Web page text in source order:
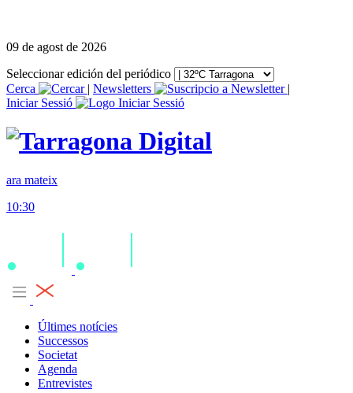
09 de agost de 2026
Seleccionar edición del periódico
Cerca
| Newsletters
|
Iniciar Sessió
ara mateix
10:30
Últimes notícies
Successos
Societat
Agenda
Entrevistes